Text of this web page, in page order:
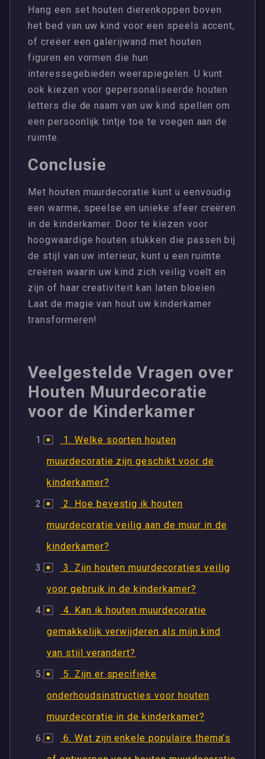
Hang een set houten dierenkoppen boven
het bed van uw kind voor een speels accent,
of creëer een galerijwand met houten
figuren en vormen die hun
interessegebieden weerspiegelen. U kunt
ook kiezen voor gepersonaliseerde houten
letters die de naam van uw kind spellen om
een persoonlijk tintje toe te voegen aan de
ruimte.
Conclusie
Met houten muurdecoratie kunt u eenvoudig
een warme, speelse en unieke sfeer creëren
in de kinderkamer. Door te kiezen voor
hoogwaardige houten stukken die passen bij
de stijl van uw interieur, kunt u een ruimte
creëren waarin uw kind zich veilig voelt en
zijn of haar creativiteit kan laten bloeien.
Laat de magie van hout uw kinderkamer
transformeren!
Veelgestelde Vragen over
Houten Muurdecoratie
voor de Kinderkamer
1. Welke soorten houten
muurdecoratie zijn geschikt voor de
kinderkamer?
2. Hoe bevestig ik houten
muurdecoratie veilig aan de muur in de
kinderkamer?
3. Zijn houten muurdecoraties veilig
voor gebruik in de kinderkamer?
4. Kan ik houten muurdecoratie
gemakkelijk verwijderen als mijn kind
van stijl verandert?
5. Zijn er specifieke
onderhoudsinstructies voor houten
muurdecoratie in de kinderkamer?
6. Wat zijn enkele populaire thema’s